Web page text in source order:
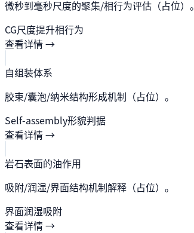
微秒到毫秒尺度的聚集/相行为评估（占位）。
CG尺度提升相行为
查看详情 →
自组装体系
胶束/囊泡/纳米结构形成机制（占位）。
Self-assembly形貌判据
查看详情 →
岩石表面的油作用
吸附/润湿/界面结构机制解释（占位）。
界面润湿吸附
查看详情 →